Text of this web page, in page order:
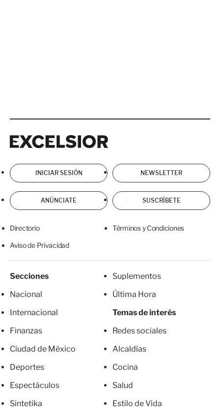
INICIAR SESIÓN NEWSLETTER
ANÚNCIATE SUSCRÍBETE
Directorio Términos y Condiciones
Aviso de Privacidad
Secciones
Nacional
Internacional
Finanzas
Ciudad de México
Deportes
Espectáculos
Sintetika
Suplementos
Última Hora
Temas de interés
Redes sociales
Alcaldías
Cocina
Salud
Estilo de Vida